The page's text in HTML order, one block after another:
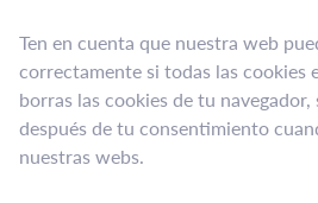
Ten en cuenta que nuestra web
correctamente si todas las cookies
borras las cookies de tu
después de tu consentimiento
nuestras webs.